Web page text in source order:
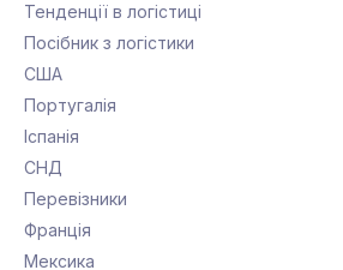
Тенденції в логістиці
Посібник з логістики
США
Португалія
Іспанія
СНД
Перевізники
Франція
Мексика